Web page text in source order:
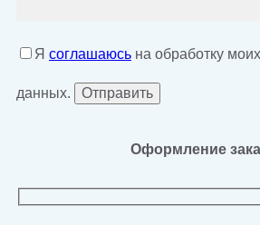
Я соглашаюсь на обработку
данных.
Оформление